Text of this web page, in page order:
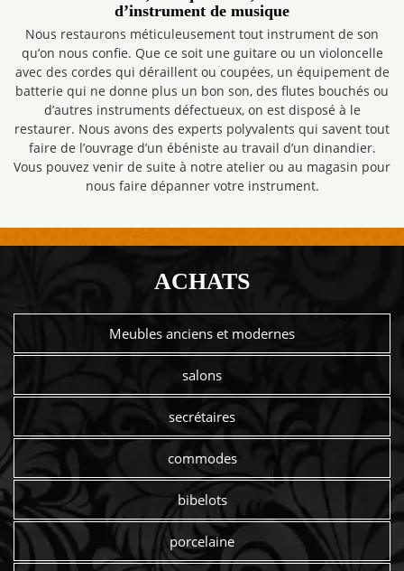
d’instrument de musique
Nous restaurons méticuleusement tout instrument de son
qu’on nous confie. Que ce soit une guitare ou un violoncelle
avec des cordes qui déraillent ou coupées, un équipement de
batterie qui ne donne plus un bon son, des flutes bouchés ou
d’autres instruments défectueux, on est disposé à le
restaurer. Nous avons des experts polyvalents qui savent tout
faire de l’ouvrage d’un ébéniste au travail d’un dinandier.
Vous pouvez venir de suite à notre atelier ou au magasin pour
nous faire dépanner votre instrument.
ACHATS
Meubles anciens et modernes
salons
secrétaires
commodes
bibelots
porcelaine